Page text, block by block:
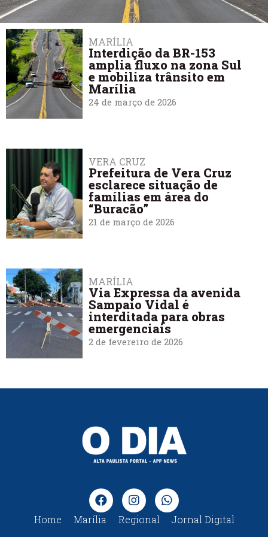
MARÍLIA
Interdição da BR-153
amplia fluxo na zona Sul
e mobiliza trânsito em
Marília
24 de março de 2026
VERA CRUZ
Prefeitura de Vera Cruz
esclarece situação de
famílias em área do
“Buracão”
21 de março de 2026
MARÍLIA
Via Expressa da avenida
Sampaio Vidal é
interditada para obras
emergenciais
2 de fevereiro de 2026
Home Marília Regional Jornal Digital